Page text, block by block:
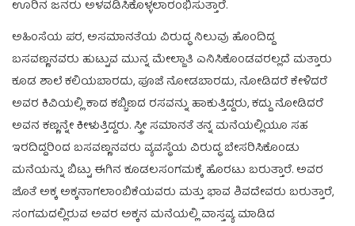
ಊರಿನ ಜನರು ಅಳವಡಿಸಿಕೊಳ್ಳಲಾರಂಭಿಸುತ್ತಾರೆ.
ಅಹಿಂಸೆಯ ಪರ, ಅಸಮಾನತೆಯ ವಿರುದ್ಧ ನಿಲುವು ಹೊಂದಿದ್ದ
ಬಸವಣ್ಣನವರು ಹುಟ್ಟುವ ಮುನ್ನ ಮೇಲ್ಜಾತಿ ಎನಿಸಿಕೊಂಡವರಲ್ಲದೆ ಮತ್ತಾರು
ಕೂಡ ಶಾಲೆ ಕಲಿಯಬಾರದು, ಪೂಜೆ ನೋಡಬಾರದು, ನೋಡಿದರೆ ಕೇಳಿದರೆ
ಅವರ ಕಿವಿಯಲ್ಲಿ ಕಾದ ಕಬ್ಬಿಣದ ರಸವನ್ನು ಹಾಕುತ್ತಿದ್ದರು, ಕದ್ದು ನೋಡಿದರೆ
ಅವನ ಕಣ್ಣನ್ನೇ ಕೀಳುತ್ತಿದ್ದರು. ಸ್ತ್ರೀ ಸಮಾನತೆ ತನ್ನ ಮನೆಯಲ್ಲಿಯೂ ಸಹ
ಇರದಿದ್ದರಿಂದ ಬಸವಣ್ಣನವರು ವ್ಯವಸ್ಥೆಯ ವಿರುದ್ಧ ಬೇಸರಿಸಿಕೊಂಡು
ಮನೆಯನ್ನು ಬಿಟ್ಟು ಈಗಿನ ಕೂಡಲಸಂಗಮಕ್ಕೆ ಹೊರಟು ಬರುತ್ತಾರೆ. ಅವರ
ಜೊತೆ ಅಕ್ಕ ಅಕ್ಕನಾಗಲಾಂಬಿಕೆಯವರು ಮತ್ತು ಭಾವ ಶಿವದೇವರು ಬರುತ್ತಾರೆ,
ಸಂಗಮದಲ್ಲಿರುವ ಅವರ ಅಕ್ಕನ ಮನೆಯಲ್ಲಿ ವಾಸ್ತವ್ಯ ಮಾಡಿದ